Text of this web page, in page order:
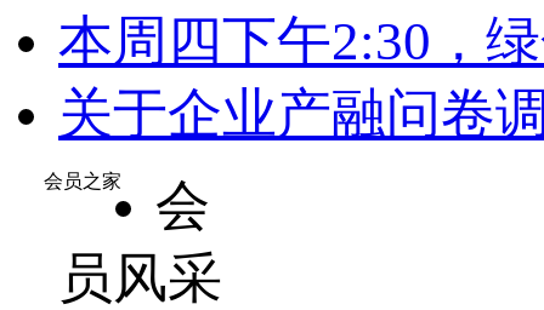
本周四下午2:30，
关于企业产融问卷
会员之家
会
员风采